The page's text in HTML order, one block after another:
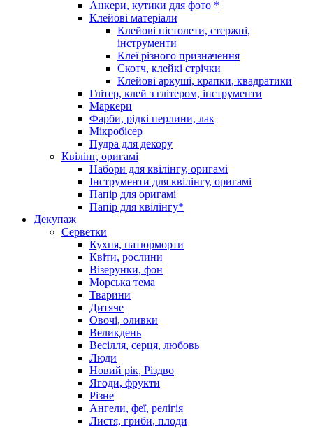
Анкери, кутики для фото *
Клейові матеріали
Клейові пістолети, стержні,
інструменти
Клеї різного призначення
Скотч, клейкі стрічки
Клейові аркуші, крапки, квадратики
Глітер, клей з глітером, інструменти
Маркери
Фарби, рідкі перлини, лак
Мікробісер
Пудра для декору
Квілінг, оригамі
Набори для квілінгу, оригамі
Інструменти для квілінгу, оригамі
Папір для оригамі
Папір для квілінгу*
Декупаж
Серветки
Кухня, натюрморти
Квіти, рослини
Візерунки, фон
Морська тема
Тварини
Дитяче
Овочі, оливки
Великдень
Весілля, серця, любовь
Люди
Новий рік, Різдво
Ягоди, фрукти
Різне
Ангели, феї, релігія
Листя, гриби, плоди